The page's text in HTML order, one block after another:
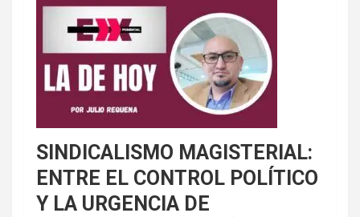
SINDICALISMO MAGISTERIAL:
ENTRE EL CONTROL POLÍTICO
Y LA URGENCIA DE